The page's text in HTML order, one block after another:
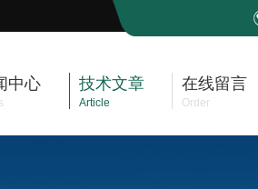
中心 技术文章
Article
在线留言
Order